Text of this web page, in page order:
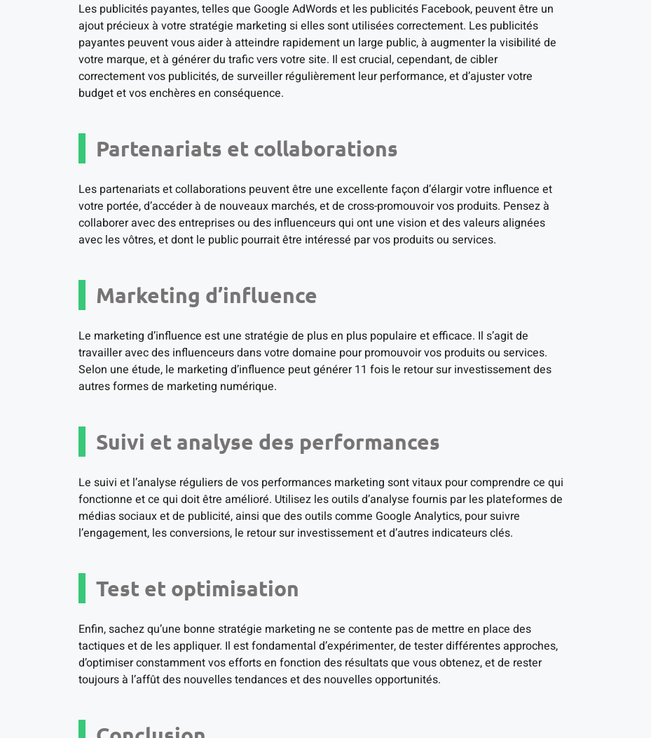
Les publicités payantes, telles que Google AdWords et les publicités Facebook, peuvent être un
ajout précieux à votre stratégie marketing si elles sont utilisées correctement. Les publicités
payantes peuvent vous aider à atteindre rapidement un large public, à augmenter la visibilité de
votre marque, et à générer du trafic vers votre site. Il est crucial, cependant, de cibler
correctement vos publicités, de surveiller régulièrement leur performance, et d’ajuster votre
budget et vos enchères en conséquence.
Partenariats et collaborations
Les partenariats et collaborations peuvent être une excellente façon d’élargir votre influence et
votre portée, d’accéder à de nouveaux marchés, et de cross-promouvoir vos produits. Pensez à
collaborer avec des entreprises ou des influenceurs qui ont une vision et des valeurs alignées
avec les vôtres, et dont le public pourrait être intéressé par vos produits ou services.
Marketing d’influence
Le marketing d’influence est une stratégie de plus en plus populaire et efficace. Il s’agit de
travailler avec des influenceurs dans votre domaine pour promouvoir vos produits ou services.
Selon une étude, le marketing d’influence peut générer 11 fois le retour sur investissement des
autres formes de marketing numérique.
Suivi et analyse des performances
Le suivi et l’analyse réguliers de vos performances marketing sont vitaux pour comprendre ce qui
fonctionne et ce qui doit être amélioré. Utilisez les outils d’analyse fournis par les plateformes de
médias sociaux et de publicité, ainsi que des outils comme Google Analytics, pour suivre
l’engagement, les conversions, le retour sur investissement et d’autres indicateurs clés.
Test et optimisation
Enfin, sachez qu’une bonne stratégie marketing ne se contente pas de mettre en place des
tactiques et de les appliquer. Il est fondamental d’expérimenter, de tester différentes approches,
d’optimiser constamment vos efforts en fonction des résultats que vous obtenez, et de rester
toujours à l’affût des nouvelles tendances et des nouvelles opportunités.